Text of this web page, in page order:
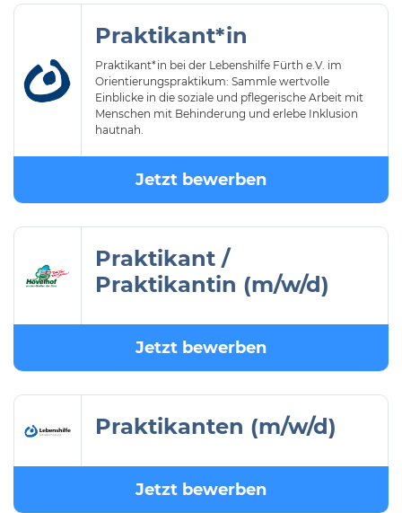
Praktikant*in
Praktikant*in bei der Lebenshilfe Fürth e.V. im
Orientierungspraktikum: Sammle wertvolle
Einblicke in die soziale und pflegerische Arbeit mit
Menschen mit Behinderung und erlebe Inklusion
hautnah.
Jetzt bewerben
Praktikant /
Praktikantin (m/w/d)
Jetzt bewerben
Praktikanten (m/w/d)
Jetzt bewerben